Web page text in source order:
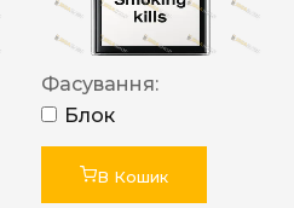
Фасування:
Блок
В Кошик